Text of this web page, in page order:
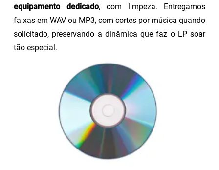
equipamento dedicado, com limpeza. Entregamos
faixas em WAV ou MP3, com cortes por música quando
solicitado, preservando a dinâmica que faz o LP soar
tão especial.